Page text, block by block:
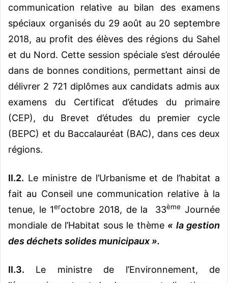
communication relative au bilan des examens
spéciaux organisés du 29 août au 20 septembre
2018, au profit des élèves des régions du Sahel
et du Nord. Cette session spéciale s’est déroulée
dans de bonnes conditions, permettant ainsi de
délivrer 2 721 diplômes aux candidats admis aux
examens du Certificat d’études du primaire
(CEP), du Brevet d’études du premier cycle
(BEPC) et du Baccalauréat (BAC), dans ces deux
régions.
II.2. Le ministre de l’Urbanisme et de l’habitat a
fait au Conseil une communication relative à la
tenue, le 1eroctobre 2018, de la 33ème Journée
mondiale de l’Habitat sous le thème « la gestion
des déchets solides municipaux ».
II.3. Le ministre de l’Environnement, de